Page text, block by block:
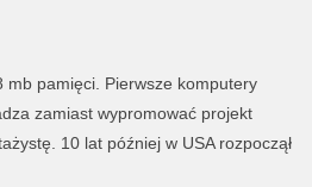
mb pamięci. Pierwsze komputery
zamiast wypromować projekt
10 lat później w USA rozpoczął